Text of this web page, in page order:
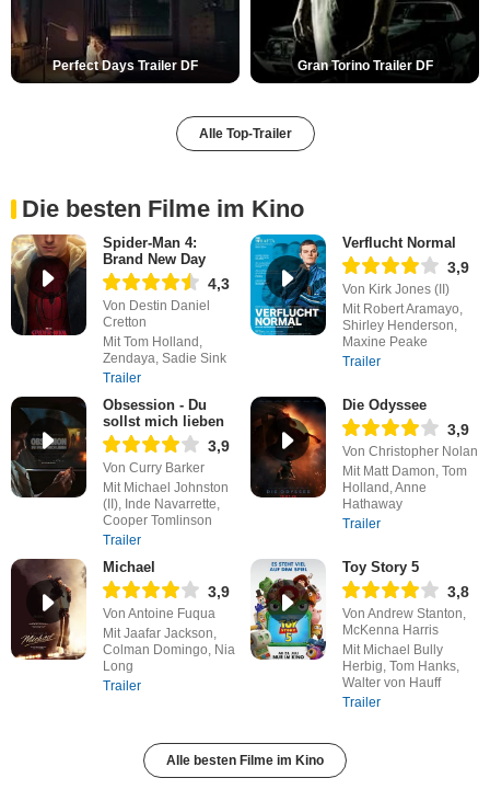
Perfect Days Trailer DF Gran Torino Trailer DF
Alle Top-Trailer
Die besten Filme im Kino
Spider-Man 4:
Brand New Day
4,3
Von Destin Daniel
Cretton
Mit Tom Holland,
Zendaya, Sadie Sink
Trailer
Verflucht Normal
3,9
Von Kirk Jones (II)
Mit Robert Aramayo,
Shirley Henderson,
Maxine Peake
Trailer
Obsession - Du
sollst mich lieben
3,9
Von Curry Barker
Mit Michael Johnston
(II), Inde Navarrette,
Cooper Tomlinson
Trailer
Die Odyssee
3,9
Von Christopher Nolan
Mit Matt Damon, Tom
Holland, Anne
Hathaway
Trailer
Michael
3,9
Von Antoine Fuqua
Mit Jaafar Jackson,
Colman Domingo, Nia
Long
Trailer
Toy Story 5
3,8
Von Andrew Stanton,
McKenna Harris
Mit Michael Bully
Herbig, Tom Hanks,
Walter von Hauff
Trailer
Alle besten Filme im Kino